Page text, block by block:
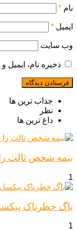
نام *
ایمیل *
وب‌ سایت
ذخیره نام،
جذاب ترین ها
نظر
داغ ترین ها
بیمه شخص ثالث
1
باگ خطرناک پیکسل؛ کاربران از
1